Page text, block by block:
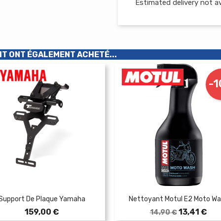
Estimated delivery not
ONT ÉGALEMENT ACHETÉ...
De Plaque Yamaha
Prix
159,00 €
Nettoyant Motul E2 Moto
Prix
14,90 €
-
Prix
13,41 €